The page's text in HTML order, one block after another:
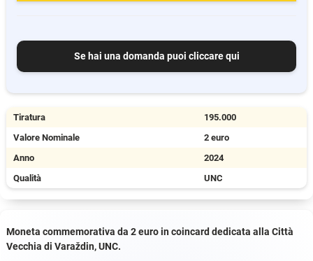
Se hai una domanda puoi cliccare qui
Tiratura
195.000
Valore Nominale
2 euro
Anno
2024
Qualità
UNC
Moneta commemorativa da 2 euro in coincard dedicata alla Città
Vecchia di Varaždin, UNC.